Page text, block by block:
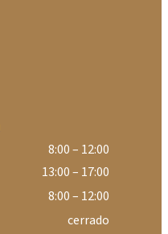
8:00 – 12:00
13:00 – 17:00
8:00 – 12:00
cerrado